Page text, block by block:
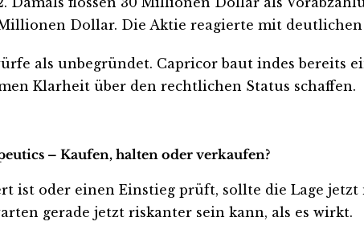
Dollar. Die Aktie reagierte mit
als unbegründet. Capricor baut indes bereits
Klarheit über den rechtlichen Status schaffen.
– Kaufen, halten oder verkaufen?
ist oder einen Einstieg prüft, sollte die Lage jetzt
gerade jetzt riskanter sein kann, als es wirkt.